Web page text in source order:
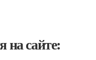
на сайте: